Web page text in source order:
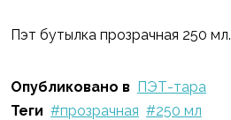
Пэт бутылка прозрачная 250 мл.
Опубликовано в ПЭТ-тара
Теги
прозрачная 250 мл